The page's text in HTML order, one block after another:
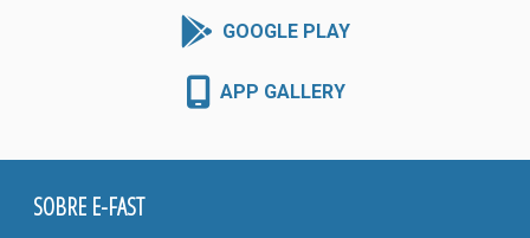
GOOGLE PLAY
APP GALLERY
SOBRE E-FAST